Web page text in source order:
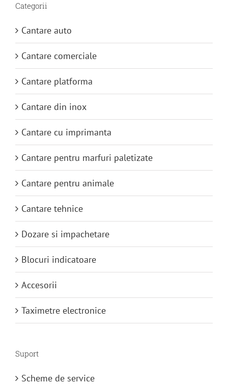
Categorii
Cantare auto
Cantare comerciale
Cantare platforma
Cantare din inox
Cantare cu imprimanta
Cantare pentru marfuri paletizate
Cantare pentru animale
Cantare tehnice
Dozare si impachetare
Blocuri indicatoare
Accesorii
Taximetre electronice
Suport
Scheme de service